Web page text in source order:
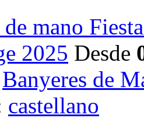
de mano
2025 Desde
Banyeres de
castellano